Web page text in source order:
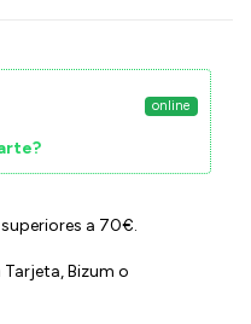
online
a 70€.
Bizum o